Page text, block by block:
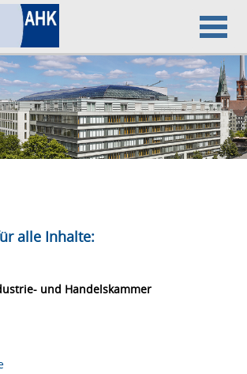
alle Inhalte:
und Handelskammer